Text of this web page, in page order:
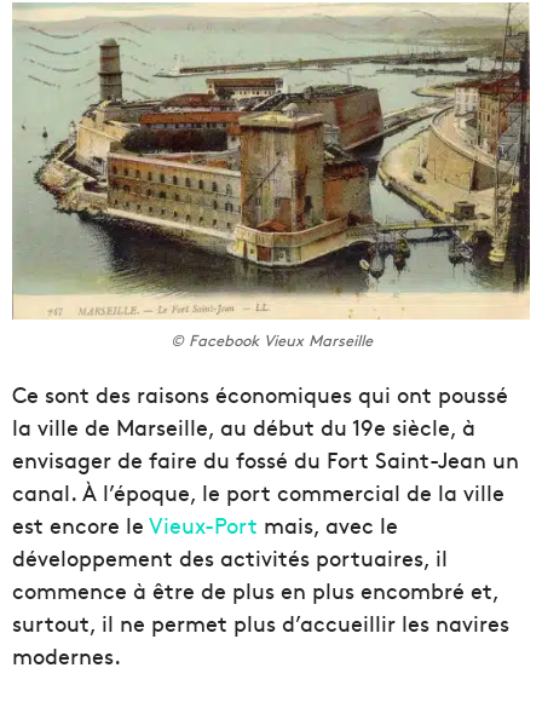
© Facebook Vieux Marseille
Ce sont des raisons économiques qui ont poussé
la ville de Marseille, au début du 19e siècle, à
envisager de faire du fossé du Fort Saint-Jean un
canal. À l’époque, le port commercial de la ville
est encore le Vieux-Port mais, avec le
développement des activités portuaires, il
commence à être de plus en plus encombré et,
surtout, il ne permet plus d’accueillir les navires
modernes.